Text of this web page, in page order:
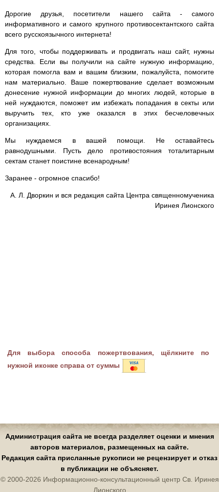
Дорогие друзья, посетители нашего сайта - самого
информативного и самого крупного противосектантского сайта
всего русскоязычного интернета!
Для того, чтобы поддерживать и продвигать наш сайт, нужны
средства. Если вы получили на сайте нужную информацию,
которая помогла вам и вашим близким, пожалуйста, помогите
нам материально. Ваше пожертвование сделает возможным
донесение нужной информации до многих людей, которые в
ней нуждаются, поможет им избежать попадания в секты или
выручить тех, кто уже оказался в этих бесчеловечных
организациях.
Мы нуждаемся в вашей помощи. Не оставайтесь
равнодушными. Пусть дело противостояния тоталитарным
сектам станет поистине всенародным!
Заранее - огромное спасибо!
А. Л. Дворкин и вся редакция сайта Центра священномученика
Иринея Лионского
Для выбора способа пожертвования, щёлкните по
нужной иконке справа от суммы
Администрация сайта не всегда разделяет оценки и мнения
авторов материалов, размещенных на сайте.
Редакция сайта присланные рукописи не рецензирует и отказ
в публикации не объясняет.
© 2000-2026 Информационно-консультационный центр Св. Иринея
Лионского